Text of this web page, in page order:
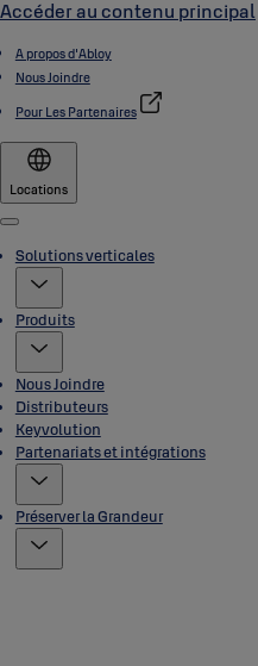
Accéder au contenu principal
A propos d'Abloy
Nous Joindre
Pour Les Partenaires
Locations
Menu
Solutions verticales
Produits
Nous Joindre
Distributeurs
Keyvolution
Partenariats et intégrations
Préserver la Grandeur